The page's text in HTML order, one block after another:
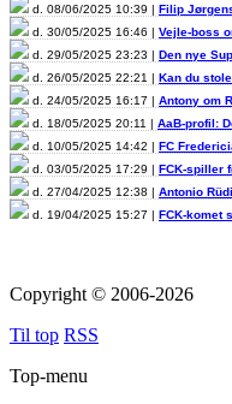
d. 08/06/2025 10:39 | Filip
d. 30/05/2025 16:46 | Vejle-boss
d. 29/05/2025 23:23 | Den nye
d. 26/05/2025 22:21 | Kan du
d. 24/05/2025 16:17 | Antony om
d. 18/05/2025 20:11 | AaB-profil:
d. 10/05/2025 14:42 | FC
d. 03/05/2025 17:29 | FCK-spiller
d. 27/04/2025 12:38 | Antonio
d. 19/04/2025 15:27 | FCK-komet
Copyright © 2006-2026
Til top RSS
Top-menu